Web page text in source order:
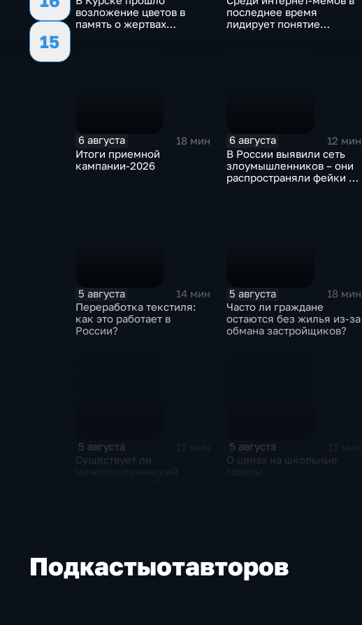
15
возложение цветов в
память о жертвах
последнее время
лидирует понятие
6 августа
18 мин
Итоги приемной
кампании-2026
6 августа
12 мин
В России выявили сеть
злоумышленников – они
распространяли фейки и
5 августа
14 мин
Переработка текстиля:
как это работает в
России?
5 августа
18 мин
Часто ли граждане
остаются без жилья из-за
обмана застройщиков?
5 августа
Существует ли
5 августа
О ценах на школьные
Подкастыотавторов